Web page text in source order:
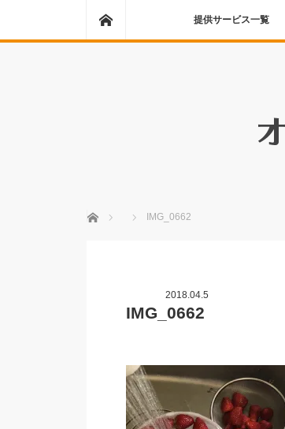
提供サービス一覧
ホーム IMG_0662
2018.04.5
IMG_0662